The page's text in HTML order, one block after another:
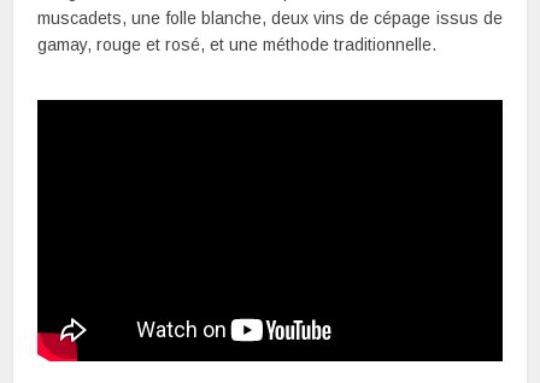
muscadets, une folle blanche, deux vins de cépage issus de
gamay, rouge et rosé, et une méthode traditionnelle.